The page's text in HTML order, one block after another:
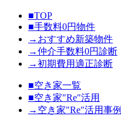
■TOP
■手数料0円物件
→おすすめ新築物件
→仲介手数料0円診断
→初期費用適正診断
■空き家一覧
■空き家"Re"活用
→空き家"Re"活用事例